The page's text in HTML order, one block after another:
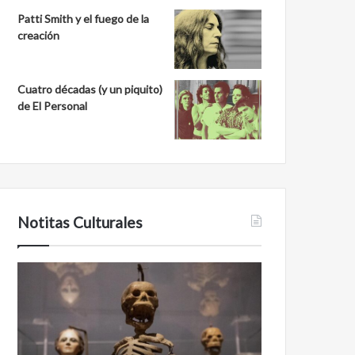
Patti Smith y el fuego de la
creación
Cuatro décadas (y un piquito)
de El Personal
Notitas Culturales
Cara
con
la